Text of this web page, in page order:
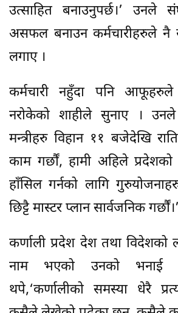
उत्साहित बनाउनुपर्छ।’ उनले
असफल बनाउन कर्मचारीहरुले
लगाए ।
कर्मचारी नहुँदा पनि
नरोकेको शाहीले सुनाए ।
मन्त्रीहरु विहान ११ बजेदेखि
काम गर्छौं, हामी अहिले
हाँसिल गर्नको लागि
छिट्टै मास्टर प्लान सार्वजनिक गर्छौं।’
कर्णाली प्रदेश देश तथा विदेशको
नाम भएको उनको भनाई
थपे,‘कर्णालीको समस्या धेरै